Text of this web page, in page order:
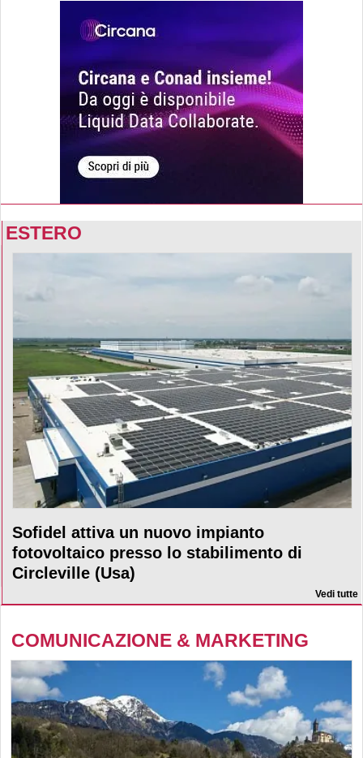
ESTERO
Sofidel attiva un nuovo impianto
fotovoltaico presso lo stabilimento di
Circleville (Usa)
Vedi tutte
COMUNICAZIONE & MARKETING